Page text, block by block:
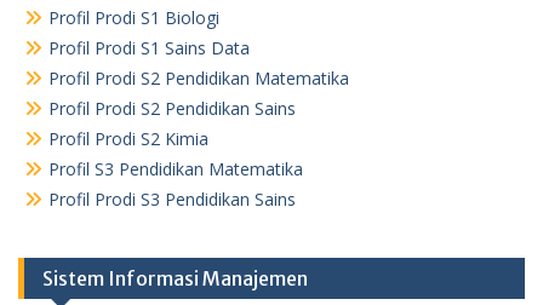
Profil Prodi S1 Biologi
Profil Prodi S1 Sains Data
Profil Prodi S2 Pendidikan Matematika
Profil Prodi S2 Pendidikan Sains
Profil Prodi S2 Kimia
Profil S3 Pendidikan Matematika
Profil Prodi S3 Pendidikan Sains
Sistem Informasi Manajemen